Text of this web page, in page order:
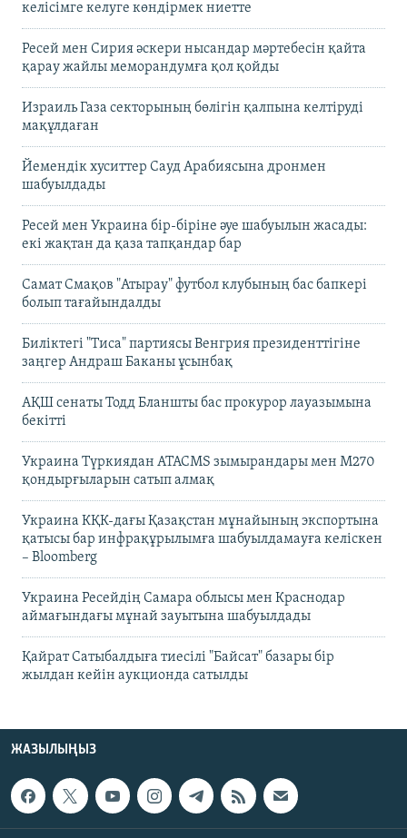
келісімге келуге көндірмек ниетте
Ресей мен Сирия әскери нысандар мәртебесін қайта
қарау жайлы меморандумға қол қойды
Израиль Газа секторының бөлігін қалпына келтіруді
мақұлдаған
Йемендік хуситтер Сауд Арабиясына дронмен
шабуылдады
Ресей мен Украина бір-біріне әуе шабуылын жасады:
екі жақтан да қаза тапқандар бар
Самат Смақов "Атырау" футбол клубының бас бапкері
болып тағайындалды
Биліктегі "Тиса" партиясы Венгрия президенттігіне
заңгер Андраш Баканы ұсынбақ
АҚШ сенаты Тодд Бланшты бас прокурор лауазымына
бекітті
Украина Түркиядан ATACMS зымырандары мен M270
қондырғыларын сатып алмақ
Украина КҚК-дағы Қазақстан мұнайының экспортына
қатысы бар инфрақұрылымға шабуылдамауға келіскен
– Bloomberg
Украина Ресейдің Самара облысы мен Краснодар
аймағындағы мұнай зауытына шабуылдады
Қайрат Сатыбалдыға тиесілі "Байсат" базары бір
жылдан кейін аукционда сатылды
ЖАЗЫЛЫҢЫЗ